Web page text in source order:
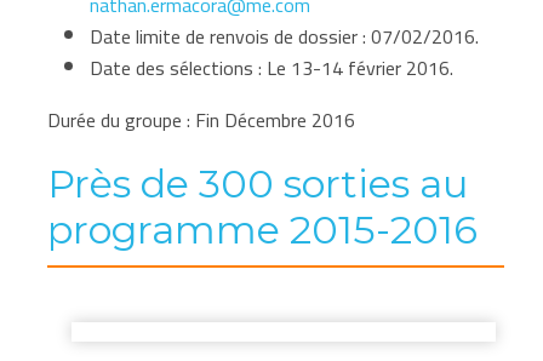
Date limite de renvois de dossier : 07/02/2016.
Date des sélections : Le 13-14 février 2016.
Durée du groupe : Fin Décembre 2016
Près de 300 sorties au
programme 2015-2016